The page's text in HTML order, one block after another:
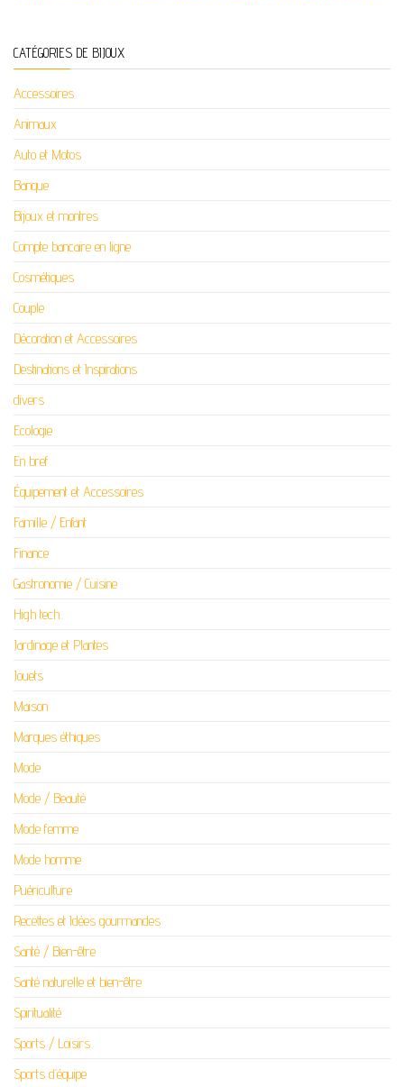
CATÉGORIES DE BIJOUX
Accessoires
Animaux
Auto et Motos
Banque
Bijoux et montres
Compte bancaire en ligne
Cosmétiques
Couple
Décoration et Accessoires
Destinations et Inspirations
divers
Ecologie
En bref
Équipement et Accessoires
Famille / Enfant
Finance
Gastronomie / Cuisine
High tech
Jardinage et Plantes
Jouets
Maison
Marques éthiques
Mode
Mode / Beauté
Mode femme
Mode homme
Puériculture
Recettes et Idées gourmandes
Santé / Bien-être
Santé naturelle et bien-être
Spiritualité
Sports / Loisirs
Sports d’équipe